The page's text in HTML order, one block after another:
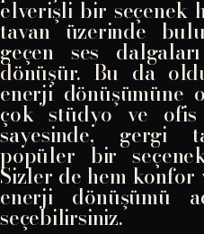
elverişli bir seçenek
tavan üzerinde
geçen ses
dönüşür. Bu da
enerji dönüşümüne
çok stüdyo ve
sayesinde, gergi
popüler bir
Sizler de hem konfor
enerji dönüşümü
seçebilirsiniz.